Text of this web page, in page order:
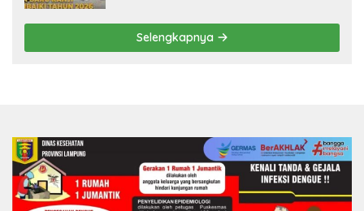
Selengkapnya